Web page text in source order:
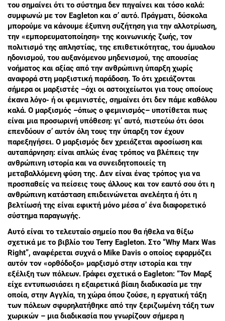
του σημαίνει ότι το σύστημα δεν πηγαίνει και τόσο καλά:
συμφωνώ με τον Eagleton και σ’ αυτό. Πράγματι, δύσκολα
μπορούμε να κάνουμε έξυπνη συζήτηση για την αλλοτρίωση,
την «εμπορευματοποίηση» της κοινωνικής ζωής, τον
πολιτισμό της απληστίας, της επιθετικότητας, του άμυαλου
ηδονισμού, του αυξανόμενου μηδενισμού, της απουσίας
νοήματος και αξίας από την ανθρώπινη ύπαρξη χωρίς
αναφορά στη μαρξιστική παράδοση. Το ότι χρειάζονται
σήμερα οι μαρξιστές –όχι οι αστοιχείωτοι για τους οποίους
έκανα λόγο- ή οι φεμινιστές, σημαίνει ότι δεν πάμε καθόλου
καλά. Ο μαρξισμός –όπως ο φεμινισμός– υποτίθεται πως
είναι μια προσωρινή υπόθεση: γι’ αυτό, πιστεύω ότι όσοι
επενδύουν σ’ αυτόν όλη τους την ύπαρξη τον έχουν
παρεξηγήσει. Ο μαρξισμός δεν χρειάζεται αφοσίωση και
αυταπάρνηση: είναι απλώς ένας τρόπος να βλέπεις την
ανθρώπινη ιστορία και να συνειδητοποιείς τη
μεταβαλλόμενη φύση της. Δεν είναι ένας τρόπος για να
προσπαθείς να πείσεις τους άλλους και τον εαυτό σου ότι η
ανθρώπινη κατάσταση επιδεινώνεται ανελέητα ή ότι η
βελτίωσή της είναι εφικτή μόνο μέσα σ’ ένα διαφορετικό
σύστημα παραγωγής.
Αυτό είναι το τελευταίο σημείο που θα ήθελα να θίξω
σχετικά με το βιβλίο του Terry Eagleton. Στο “Why Marx Was
Right”, αναφέρεται συχνά ο Μike Davis ο οποίος εφαρμόζει
αυτόν τον «ορθόδοξο» μαρξισμό στην ιστορία και την
εξέλιξη των πόλεων. Γράφει σχετικά ο Eagleton: “Τον Μαρξ
είχε εντυπωσιάσει η εξαιρετικά βίαιη διαδικασία με την
οποία, στην Αγγλία, τη χώρα όπου ζούσε, η εργατική τάξη
των πόλεων σφυρηλατήθηκε από την ξεριζωμένη τάξη των
χωρικών – μια διαδικασία που γνωρίζουν σήμερα η